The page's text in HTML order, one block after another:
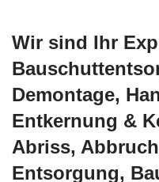
Wir sind Ihr
Demontage,
Entkernung &
Abriss,
Entsorgung,